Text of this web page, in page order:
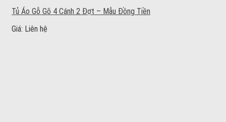
Tủ Áo Gỗ Gõ 4 Cánh 2 Đợt – Mẫu Đồng Tiền
Giá: Liên hệ